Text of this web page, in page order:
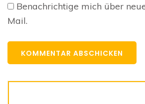
Benachrichtige mich über
Mail.